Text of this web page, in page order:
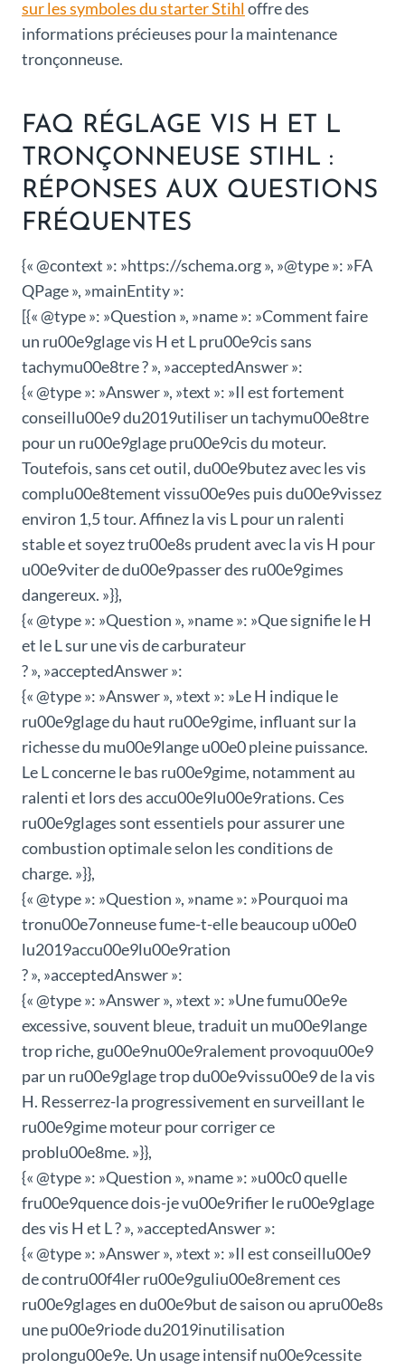
sur les symboles du starter Stihloffre des
informations précieuses pour la maintenance
tronçonneuse.
FAQ RÉGLAGE VIS H ET L
TRONÇONNEUSE STIHL :
RÉPONSES AUX QUESTIONS
FRÉQUENTES
{« @context »: »https://schema.org », »@type »: »FA
QPage », »mainEntity »:
[{« @type »: »Question », »name »: »Comment faire
un ru00e9glage vis H et L pru00e9cis sans
tachymu00e8tre ? », »acceptedAnswer »:
{« @type »: »Answer », »text »: »Il est fortement
conseillu00e9 du2019utiliser un tachymu00e8tre
pour un ru00e9glage pru00e9cis du moteur.
Toutefois, sans cet outil, du00e9butez avec les vis
complu00e8tement vissu00e9es puis du00e9vissez
environ 1,5 tour. Affinez la vis L pour un ralenti
stable et soyez tru00e8s prudent avec la vis H pour
u00e9viter de du00e9passer des ru00e9gimes
dangereux. »}},
{« @type »: »Question », »name »: »Que signifie le H
et le L sur une vis de carburateur
? », »acceptedAnswer »:
{« @type »: »Answer », »text »: »Le H indique le
ru00e9glage du haut ru00e9gime, influant sur la
richesse du mu00e9lange u00e0 pleine puissance.
Le L concerne le bas ru00e9gime, notamment au
ralenti et lors des accu00e9lu00e9rations. Ces
ru00e9glages sont essentiels pour assurer une
combustion optimale selon les conditions de
charge. »}},
{« @type »: »Question », »name »: »Pourquoi ma
tronu00e7onneuse fume-t-elle beaucoup u00e0
lu2019accu00e9lu00e9ration
? », »acceptedAnswer »:
{« @type »: »Answer », »text »: »Une fumu00e9e
excessive, souvent bleue, traduit un mu00e9lange
trop riche, gu00e9nu00e9ralement provoquu00e9
par un ru00e9glage trop du00e9vissu00e9 de la vis
H. Resserrez-la progressivement en surveillant le
ru00e9gime moteur pour corriger ce
problu00e8me. »}},
{« @type »: »Question », »name »: »u00c0 quelle
fru00e9quence dois-je vu00e9rifier le ru00e9glage
des vis H et L ? », »acceptedAnswer »:
{« @type »: »Answer », »text »: »Il est conseillu00e9
de contru00f4ler ru00e9guliu00e8rement ces
ru00e9glages en du00e9but de saison ou apru00e8s
une pu00e9riode du2019inutilisation
prolongu00e9e. Un usage intensif nu00e9cessite